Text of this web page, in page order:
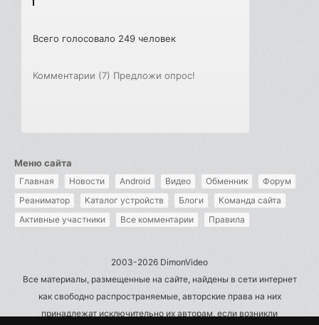
Всего голосовало 249 человек
Комментарии (7) Предложи опрос!
Меню сайта
Главная Новости Android Видео Обменник
Форум
Реаниматор
Каталог устройств Блоги
Команда сайта
Активные участники
Все комментарии Правила
2003-2026 DimonVideo
Все материалы, размещенные на сайте, найдены в сети интернет
как свободно распространяемые, авторские права на них
принадлежат исключительно их авторам, если возникли